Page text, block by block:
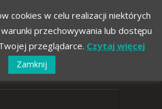
cookies w celu realizacji niektórych
przechowywania lub dostępu
przeglądarce. Czytaj więcej
Zamknij